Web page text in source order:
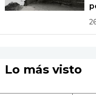
Lo más visto